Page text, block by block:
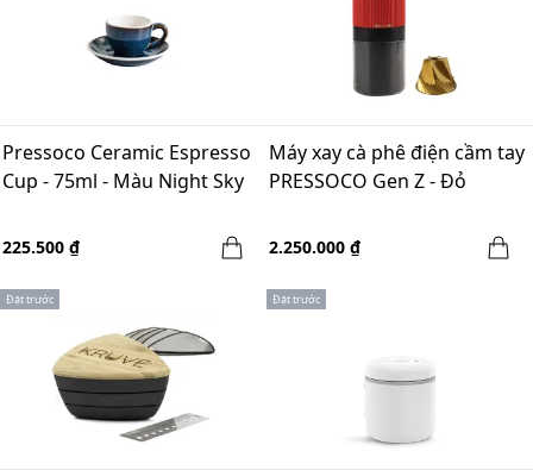
Pressoco Ceramic Espresso
Cup - 75ml - Màu Night Sky
225.500 ₫
Máy xay cà phê điện cầm tay
PRESSOCO Gen Z - Đỏ
2.250.000 ₫
Đặt trước Đặt trước